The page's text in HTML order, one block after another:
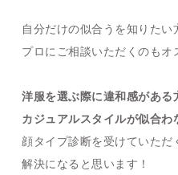
自分だけの似合うを知りたい
プロにご相談いただくのもオ
洋服を選ぶ際に違和感がある
カジュアルスタイルが似合わ
顔タイプ診断を受けていただ
解決になると思います！